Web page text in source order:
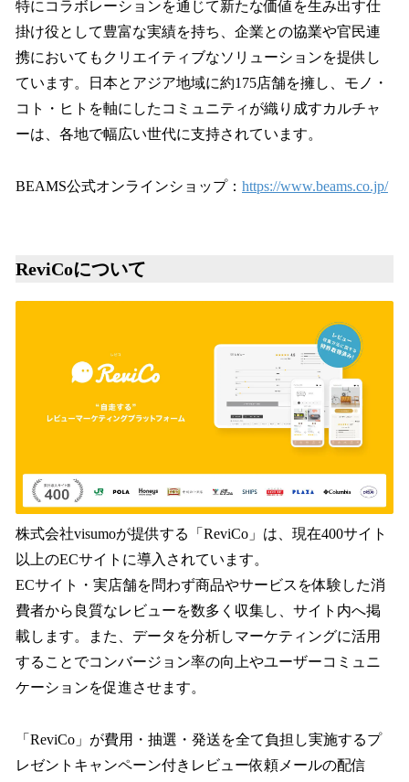
特にコラボレーションを通じて新たな価値を生み出す仕
掛け役として豊富な実績を持ち、企業との協業や官民連
携においてもクリエイティブなソリューションを提供し
ています。日本とアジア地域に約175店舗を擁し、モノ・
コト・ヒトを軸にしたコミュニティが織り成すカルチャ
ーは、各地で幅広い世代に支持されています。
BEAMS公式オンラインショップ： https://www.beams.co.jp/
ReviCoについて
株式会社visumoが提供する「ReviCo」は、現在400サイト
以上のECサイトに導入されています。
ECサイト・実店舗を問わず商品やサービスを体験した消
費者から良質なレビューを数多く収集し、サイト内へ掲
載します。また、データを分析しマーケティングに活用
することでコンバージョン率の向上やユーザーコミュニ
ケーションを促進させます。
「ReviCo」が費用・抽選・発送を全て負担し実施するプ
レゼントキャンペーン付きレビュー依頼メールの配信